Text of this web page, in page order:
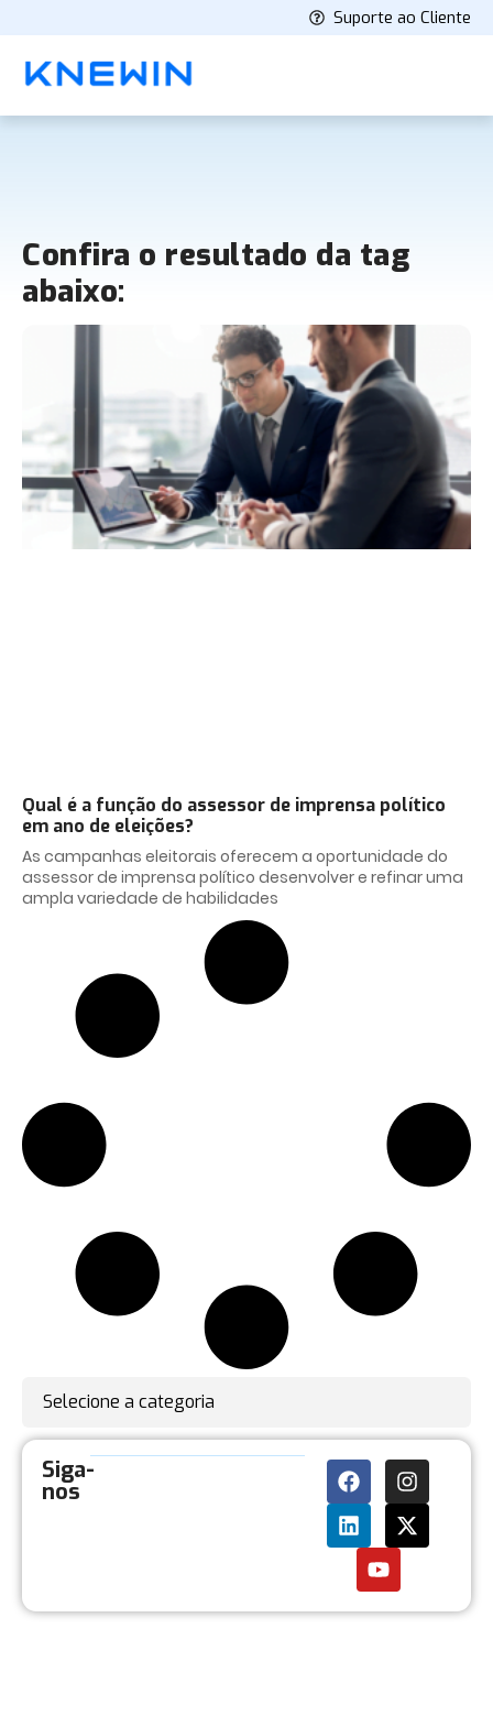
Suporte ao Cliente
Confira o resultado da tag
abaixo:
Qual é a função do assessor de imprensa político
em ano de eleições?
As campanhas eleitorais oferecem a oportunidade do
assessor de imprensa político desenvolver e refinar uma
ampla variedade de habilidades
Selecione a categoria
Siga-
nos